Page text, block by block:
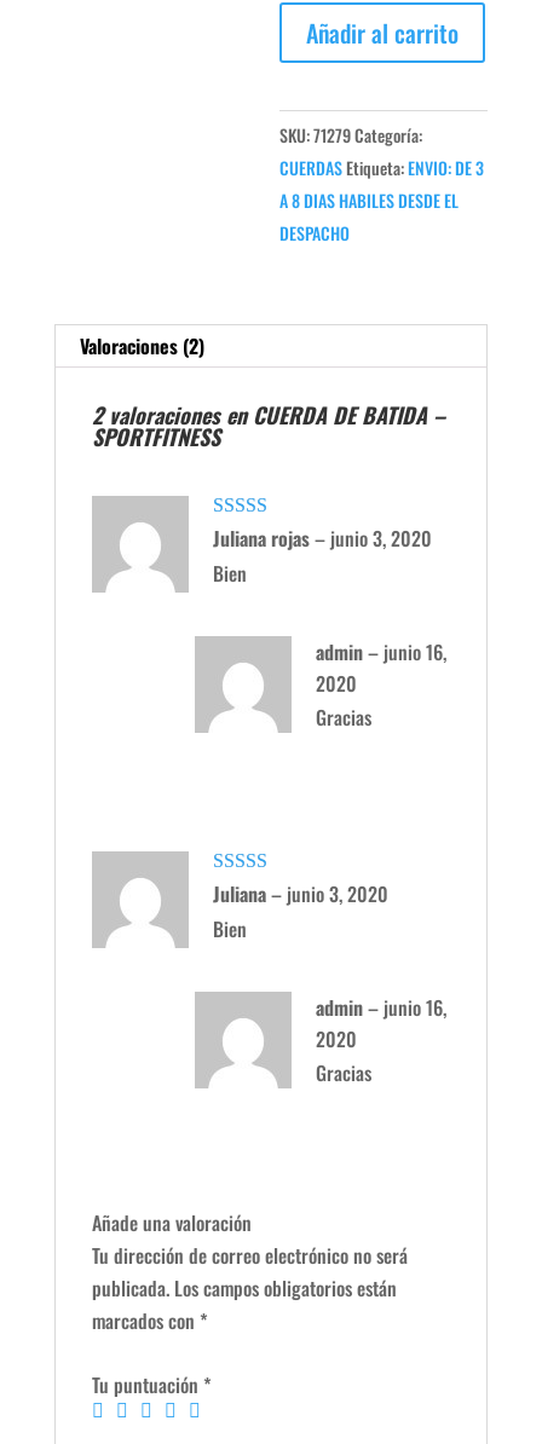
CUERDA
-
SPORTFITNESS
cantidad
Añadir al carrito
SKU:71279Categoría:
CUERDASEtiqueta:ENVIO: DE 3
A 8 DIAS HABILES DESDE EL
DESPACHO
Valoraciones (2)
2 valoraciones enCUERDA DE BATIDA –
SPORTFITNESS
Valorado con
5de 5
Juliana rojas– junio 3, 2020
Bien
admin– junio 16,
2020
Gracias
Valorado con
5de 5
Juliana– junio 3, 2020
Bien
admin– junio 16,
2020
Gracias
Añade una valoración
Tu dirección de correo electrónico no será
publicada. Los campos obligatorios están
marcados con *
Tu puntuación *